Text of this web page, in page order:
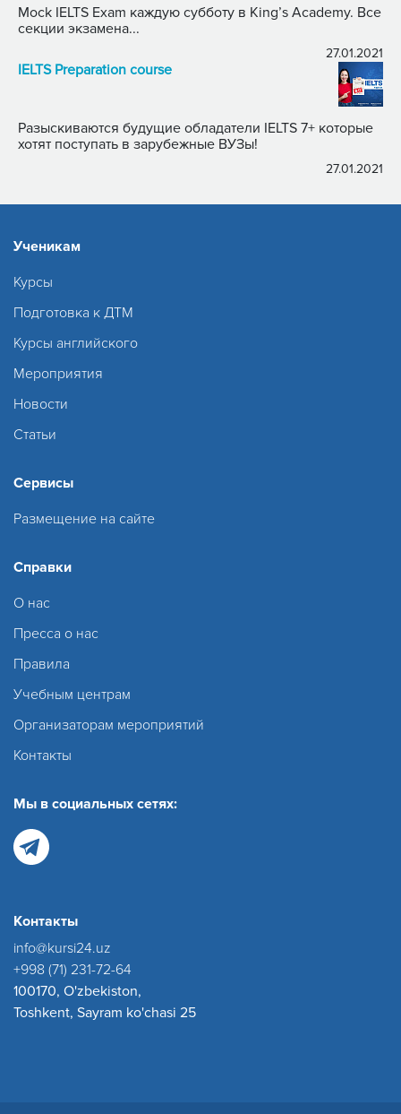
Mock IELTS Exam каждую субботу в King’s Academy. Все
секции экзамена...
27.01.2021
IELTS Preparation course
Разыскиваются будущие обладатели IELTS 7+ которые
хотят поступать в зарубежные ВУЗы!
27.01.2021
Ученикам
Курсы
Подготовка к ДТМ
Курсы английского
Мероприятия
Новости
Статьи
Сервисы
Размещение на сайте
Справки
О нас
Пресса о нас
Правила
Учебным центрам
Организаторам мероприятий
Контакты
Мы в социальных сетях:
Контакты
info@kursi24.uz
+998 (71) 231-72-64
100170, O'zbekiston,
Toshkent, Sayram ko'chasi 25